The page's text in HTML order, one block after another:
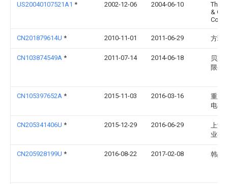
US20040107521A1 * 2002-12-06 2004-06-10
The
&
CN201879614U * 2010-11-01 2011-06-29 方琢
CN103874549A * 2011-07-14 2014-06-18
贝斯
限公
CN105397652A * 2015-11-03 2016-03-16
重庆
电有
CN205341406U * 2015-12-29 2016-06-29
上海
业有
CN205928199U * 2016-08-22 2017-02-08 韩战